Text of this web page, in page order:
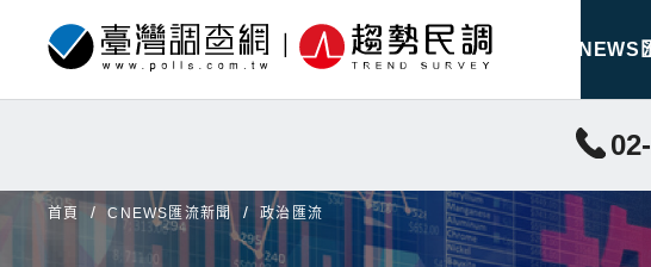
CNEWS
首頁 CNEWS匯流新聞 政治匯流